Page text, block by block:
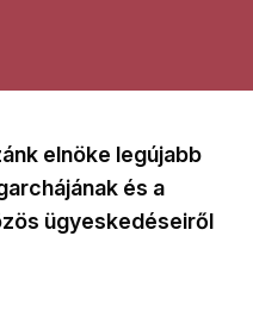
elnöke legújabb
és a
ügyeskedéseiről